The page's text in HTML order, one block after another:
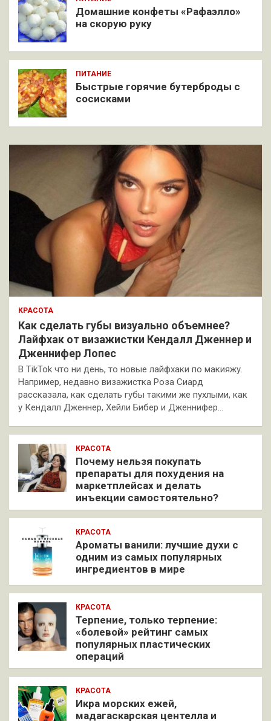
Домашние конфеты «Рафаэлло»
на скорую руку
ПИТАНИЕ
Быстрые горячие бутерброды с
сосисками
КРАСОТА
Как сделать губы визуально объемнее?
Лайфхак от визажистки Кендалл Дженнер и
Дженнифер Лопес
В TikTok что ни день, то новые лайфхаки по макияжу.
Например, недавно визажистка Роза Сиард
рассказала, как сделать губы такими же пухлыми, как
у Кендалл Дженнер, Хейли Бибер и Дженнифер…
КРАСОТА
Почему нельзя покупать
препараты для похудения на
маркетплейсах и делать
инъекции самостоятельно?
КРАСОТА
Ароматы ванили: лучшие духи с
одним из самых популярных
ингредиентов в мире
КРАСОТА
Терпение, только терпение:
«болевой» рейтинг самых
популярных пластических
операций
КРАСОТА
Икра морских ежей,
мадагаскарская центелла и